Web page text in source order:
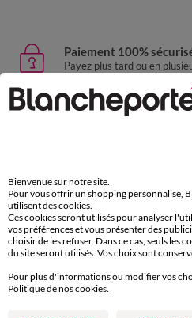
Paiement 100%
Payez plus tard ou en
Livraison express
sous 30 jours avec Mondial
Service clients
par chat et par téléphone
de 8h00 à 20h00 du lundi
Bienvenue sur notre site.
Pour vous offrir un shopping personnalisé,
utilisent des cookies.
Ces cookies seront utilisés pour analyser
vos préférences et vous présenter des
choisir de les refuser. Dans ce cas, seuls les
du site seront utilisés. Vos choix sont
Pour plus d'informations ou modifier vos
Politique de nos cookies